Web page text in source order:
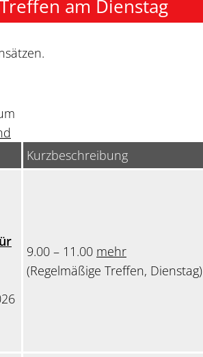
am Dienstag
Kurzbeschreibung
9.00 – 11.00 mehr
(Regelmäßige Treffen, Dienstag)